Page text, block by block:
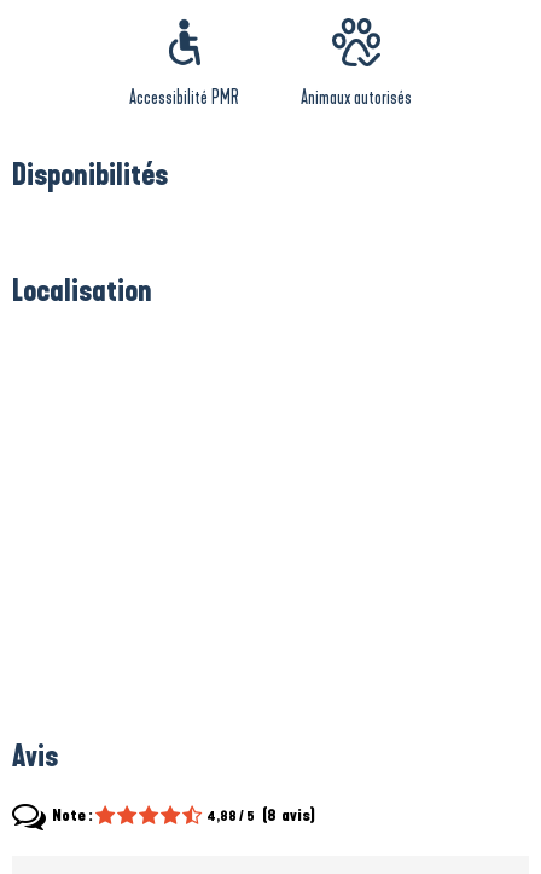
Accessibilité PMR Animaux autorisés
Disponibilités
Avis
Note : 4,88 / 5 (8 avis)